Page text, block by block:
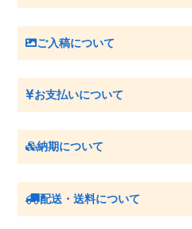
ご入稿について
お支払いについて
納期について
配送・送料について